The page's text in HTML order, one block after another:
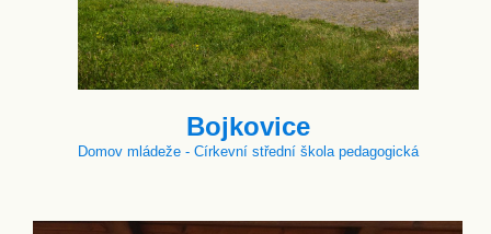
Bojkovice
Domov mládeže - Církevní střední škola pedagogická